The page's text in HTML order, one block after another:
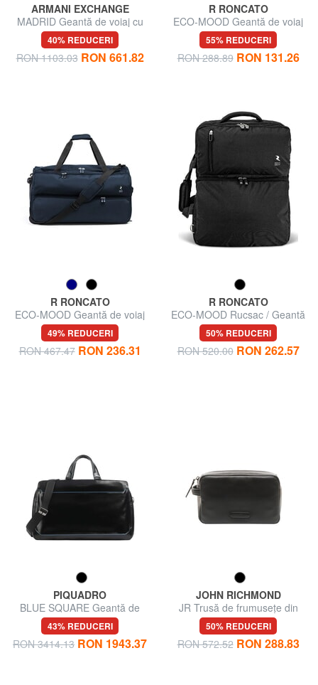
ARMANI EXCHANGE
MADRID Geantă de voiaj cu
curea de umăr
40% REDUCERI
RON 1103.03 RON 661.82
R RONCATO
ECO-MOOD Geantă de voiaj
cu curea de umăr
55% REDUCERI
RON 288.89 RON 131.26
R RONCATO
ECO-MOOD Geantă de voiaj
cu roți
49% REDUCERI
RON 467.47 RON 236.31
R RONCATO
ECO-MOOD Rucsac / Geantă
de voiaj
50% REDUCERI
RON 520.00 RON 262.57
PIQUADRO
BLUE SQUARE Geantă de
voiaj din piele
43% REDUCERI
RON 3414.13 RON 1943.37
JOHN RICHMOND
JR Trusă de frumusețe din
piele
50% REDUCERI
RON 572.52 RON 288.83